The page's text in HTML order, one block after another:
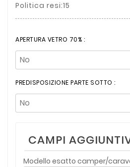
Politica resi:15
APERTURA VETRO 70% :
PREDISPOSIZIONE PARTE SOTTO :
CAMPI
Modello esatto camper/